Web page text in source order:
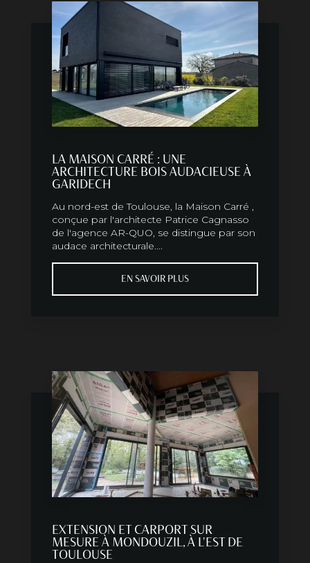
LA MAISON CARRÉ : UNE
ARCHITECTURE BOIS AUDACIEUSE À
GARIDECH
Au nord-est de Toulouse, la Maison Carré ,
conçue par l'architecte Patrice Cagnasso
de l'agence AR-QUO, se distingue par son
audace architecturale....
EN SAVOIR PLUS
EXTENSION ET CARPORT SUR
MESURE À MONDOUZIL, À L'EST DE
TOULOUSE